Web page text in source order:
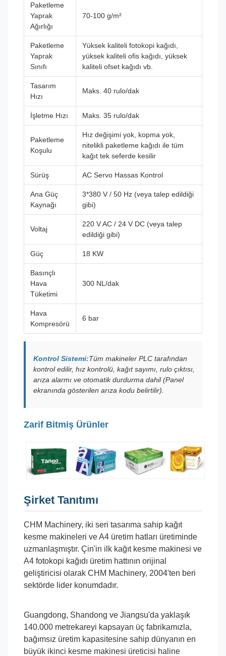
Paketleme
Yaprak
Ağırlığı
70-100 g/m²
Paketleme
Yaprak
Sınıfı
Yüksek kaliteli fotokopi kağıdı,
yüksek kaliteli ofis kağıdı, yüksek
kaliteli ofset kağıdı vb.
Tasarım
Hızı
Maks. 40 rulo/dak
İşletme Hızı Maks. 35 rulo/dak
Paketleme
Koşulu
Hız değişimi yok, kopma yok,
nitelikli paketleme kağıdı ile tüm
kağıt tek seferde kesilir
Sürüş AC Servo Hassas Kontrol
Ana Güç
Kaynağı
3*380 V / 50 Hz (veya talep edildiği
gibi)
Voltaj
220 V AC / 24 V DC (veya talep
edildiği gibi)
Güç 18 KW
Basınçlı
Hava
Tüketimi
300 NL/dak
Hava
Kompresörü
6 bar
Kontrol Sistemi:Tüm makineler PLC tarafından
kontrol edilir, hız kontrolü, kağıt sayımı, rulo çıktısı,
arıza alarmı ve otomatik durdurma dahil (Panel
ekranında gösterilen arıza kodu belirtilir).
Zarif Bitmiş Ürünler
Şirket Tanıtımı
CHM Machinery, iki seri tasarıma sahip kağıt
kesme makineleri ve A4 üretim hatları üretiminde
uzmanlaşmıştır. Çin'in ilk kağıt kesme makinesi ve
A4 fotokopi kağıdı üretim hattının orijinal
geliştiricisi olarak CHM Machinery, 2004'ten beri
sektörde lider konumdadır.
Guangdong, Shandong ve Jiangsu'da yaklaşık
140.000 metrekareyi kapsayan üç fabrikamızla,
bağımsız üretim kapasitesine sahip dünyanın en
büyük ikinci kesme makinesi üreticisi haline